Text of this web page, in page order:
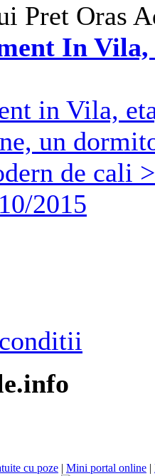
Pret Oras
In
in Vila,
un
de cali
2015
cu poze | Mini portal online |